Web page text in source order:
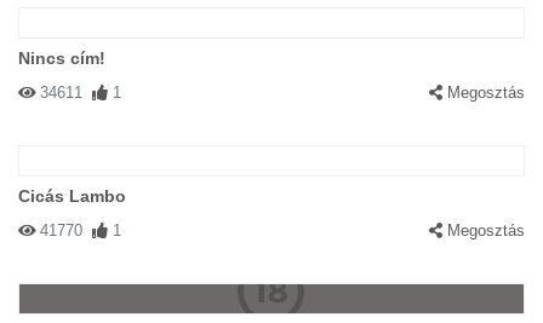
Nincs cím!
34611 1 Megosztás
Cicás Lambo
41770 1 Megosztás